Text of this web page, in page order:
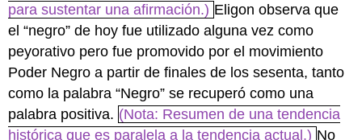
para sustentar una afirmación.) Eligon observa que
el “negro” de hoy fue utilizado alguna vez como
peyorativo pero fue promovido por el movimiento
Poder Negro a partir de finales de los sesenta, tanto
como la palabra “Negro” se recuperó como una
palabra positiva. (Nota: Resumen de una tendencia
histórica que es paralela a la tendencia actual.) No